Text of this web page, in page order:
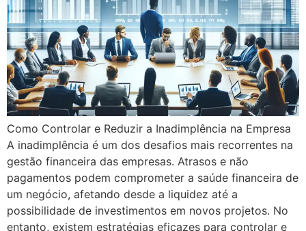
Como Controlar e Reduzir a Inadimplência na Empresa
A inadimplência é um dos desafios mais recorrentes na
gestão financeira das empresas. Atrasos e não
pagamentos podem comprometer a saúde financeira de
um negócio, afetando desde a liquidez até a
possibilidade de investimentos em novos projetos. No
entanto, existem estratégias eficazes para controlar e